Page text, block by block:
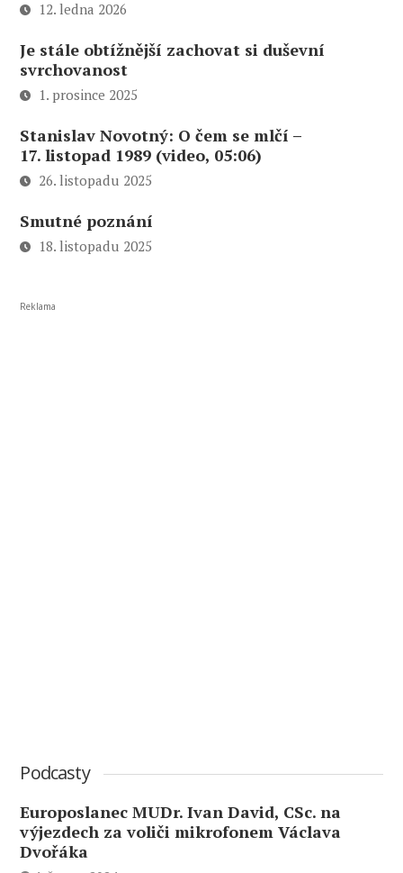
12. ledna 2026
Je stále obtížnější zachovat si duševní
svrchovanost
1. prosince 2025
Stanislav Novotný: O čem se mlčí –
17. listopad 1989 (video, 05:06)
26. listopadu 2025
Smutné poznání
18. listopadu 2025
Reklama
Podcasty
Europoslanec MUDr. Ivan David, CSc. na
výjezdech za voliči mikrofonem Václava
Dvořáka